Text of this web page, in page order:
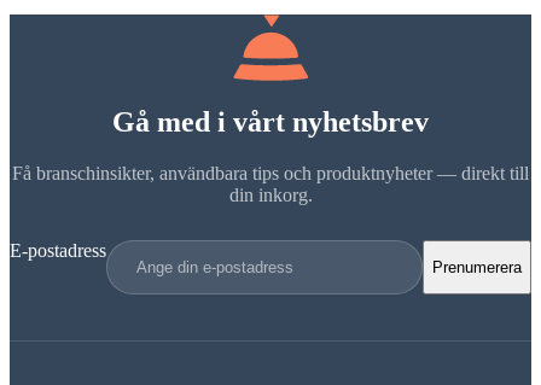
Gå med i vårt nyhetsbrev
Få branschinsikter, användbara tips och produktnyheter — direkt till
din inkorg.
E-postadress
Prenumerera